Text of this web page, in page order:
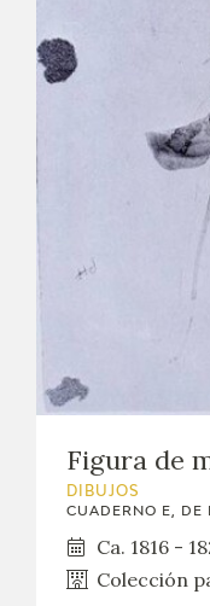
Figura de
DIBUJOS
CUADERNO E, DE
Ca. 1816 -
Colección